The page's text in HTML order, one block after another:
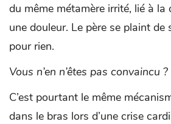
du même métamère irrité, lié à la
une douleur. Le père se plaint de
pour rien.
Vous n’en n’êtes pas convaincu ?
C’est pourtant le même
dans le bras lors d’une crise